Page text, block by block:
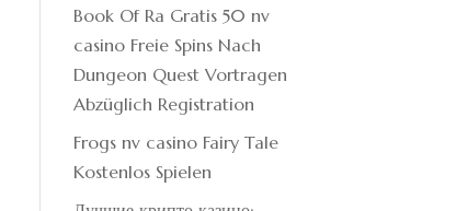
Book Of Ra Gratis 50 nv
casino Freie Spins Nach
Dungeon Quest Vortragen
Abzüglich Registration
Frogs nv casino Fairy Tale
Kostenlos Spielen